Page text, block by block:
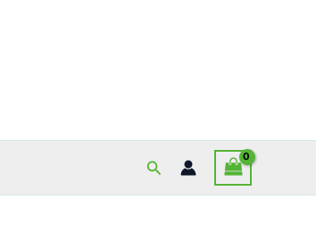
Buscar